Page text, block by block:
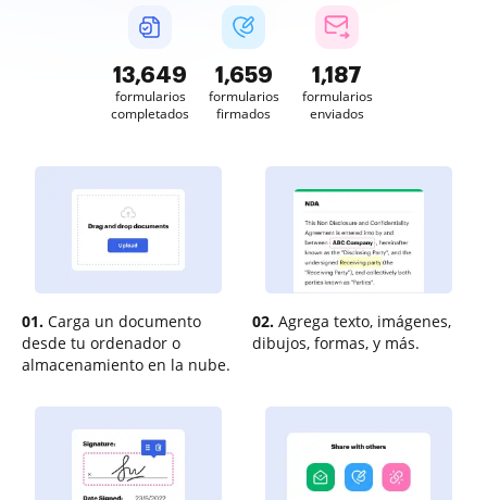
13,649
formularios
completados
1,659
formularios
firmados
1,187
formularios
enviados
01. Carga un documento
desde tu ordenador o
almacenamiento en la nube.
02. Agrega texto, imágenes,
dibujos, formas, y más.